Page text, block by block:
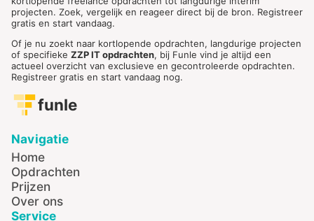
projecten. Zoek, vergelijk en reageer direct bij de bron. Registreer
gratis en start vandaag.
Of je nu zoekt naar kortlopende opdrachten, langdurige projecten
of specifieke ZZP IT opdrachten, bij Funle vind je altijd een
actueel overzicht van exclusieve en gecontroleerde opdrachten.
Registreer gratis en start vandaag nog.
funle
Navigatie
Home
Opdrachten
Prijzen
Over ons
Service